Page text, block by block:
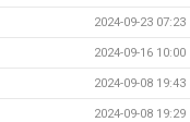
2024-09-23 07:23
2024-09-16 10:00
2024-09-08 19:43
2024-09-08 19:29